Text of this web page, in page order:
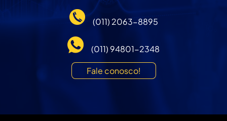
(011) 2063-8895
(011) 94801-2348
Fale conosco!